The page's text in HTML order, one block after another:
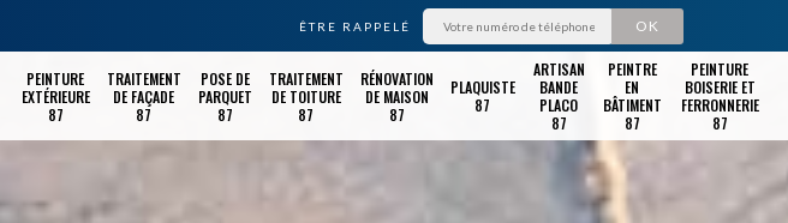
ÊTRE RAPPELÉ
PEINTURE
EXTÉRIEURE
87
TRAITEMENT
DE FAÇADE
87
POSE DE
PARQUET
87
TRAITEMENT
DE TOITURE
87
RÉNOVATION
DE MAISON
87
PLAQUISTE
87
ARTISAN
BANDE
PLACO
87
PEINTRE
EN
BÂTIMENT
87
PEINTURE
BOISERIE ET
FERRONNERIE
87